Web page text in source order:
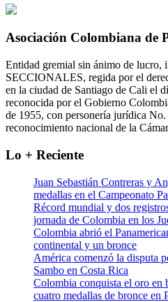
Asociación Colombiana de
Entidad gremial sin ánimo de lucro,
SECCIONALES, regida por el
en la ciudad de Santiago de Cali el
reconocida por el Gobierno
de 1955, con personería jurídica
reconocimiento nacional de la
Lo + Reciente
Juan Sebastián Contreras y
medallas en el Campeonato
Récord mundial y dos
jornada de Colombia en los
Colombia abrió el
continental y un bronce
América comenzó la disputa
Sambo en Costa Rica
Colombia conquista el oro en
cuatro medallas de bronce en